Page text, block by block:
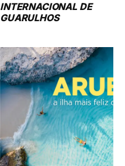
INTERNACIONAL DE
GUARULHOS